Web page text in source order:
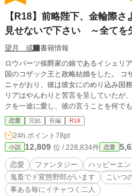
【R18】前略陛下、金輪際
見せないで下さい ～全てを
望月 或
書籍情報
ロウバーツ侯爵家の娘であるイシェリ
国のコザック王と政略結婚をした。 コ
ニャがおり、彼は彼女にのめり込み国
リアはやんわりと苦言を呈していたが
クを一途に愛し、彼の言うことを何でも聞く
ザックはメローニャを正妻の王后にし
ると宣言する。 その宣言を受け入れよ
衝撃が響き―― 「……私、何でこんな浮気最低クズ野郎を好きになっていたん
でしょうか？」 イシェリアは『洗脳』から目覚め、コザックから逃げることを
決意する。 離縁に成功し、その関係で
由”の身に―― ――と思いきや、侯爵の依頼した『暗殺者』がイシェリアの前に
現われて……。 その上、彼女に異常な
捕まえる為に執拗に捜し始め……？ “自由”を求めるイシェリアの『逃亡劇』の行
恋愛 完結 長編 R18
24h.ポイント 78pt
小説 12,809 位 / 228,834件 恋愛
恋愛 ファンタジー ハッピーエン
鬼畜でド変態野郎がいます
こいつ
事ある毎にイチャつく二人